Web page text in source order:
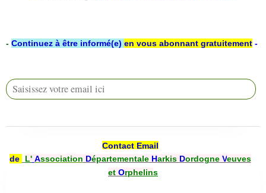
- Continuez à être informé(e) en vous abonnant gratuitement -
Contact Email
de
L' Association DépartementaleHarkis DordogneVeuves
et Orphelins